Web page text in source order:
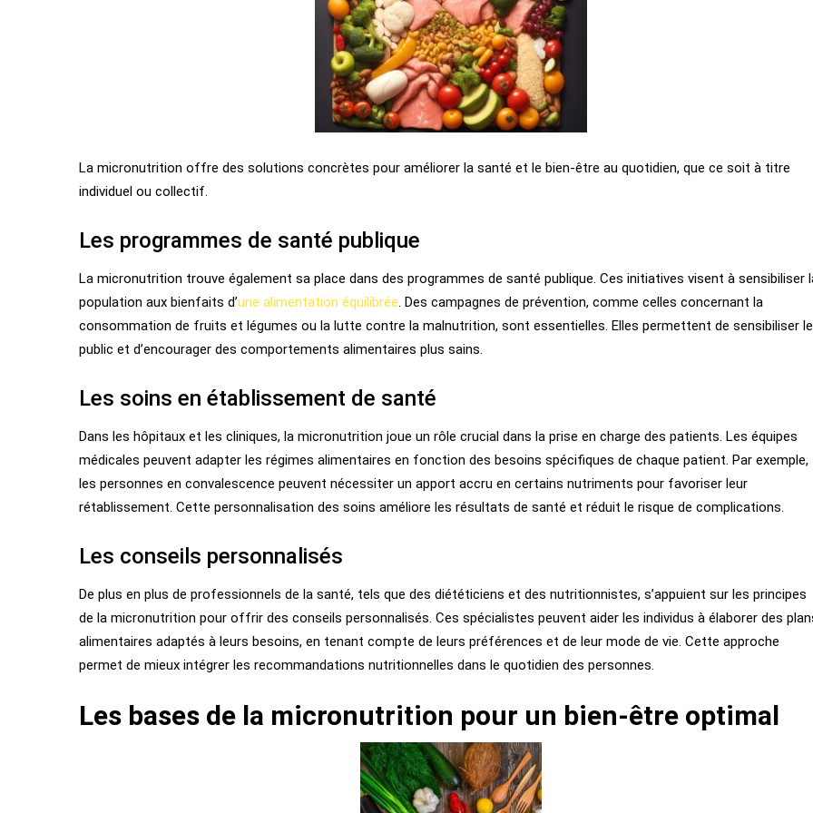
La micronutrition offre des solutions concrètes pour améliorer la santé et le bien-être au quotidien, que ce soit à titre
individuel ou collectif.
Les programmes de santé publique
La micronutrition trouve également sa place dans des programmes de santé publique. Ces initiatives visent à sensibiliser
population aux bienfaits d’une alimentation équilibrée. Des campagnes de prévention, comme celles concernant la
consommation de fruits et légumes ou la lutte contre la malnutrition, sont essentielles. Elles permettent de sensibiliser le
public et d’encourager des comportements alimentaires plus sains.
Les soins en établissement de santé
Dans les hôpitaux et les cliniques, la micronutrition joue un rôle crucial dans la prise en charge des patients. Les équipes
médicales peuvent adapter les régimes alimentaires en fonction des besoins spécifiques de chaque patient. Par exemple,
les personnes en convalescence peuvent nécessiter un apport accru en certains nutriments pour favoriser leur
rétablissement. Cette personnalisation des soins améliore les résultats de santé et réduit le risque de complications.
Les conseils personnalisés
De plus en plus de professionnels de la santé, tels que des diététiciens et des nutritionnistes, s’appuient sur les principes
de la micronutrition pour offrir des conseils personnalisés. Ces spécialistes peuvent aider les individus à élaborer des
alimentaires adaptés à leurs besoins, en tenant compte de leurs préférences et de leur mode de vie. Cette approche
permet de mieux intégrer les recommandations nutritionnelles dans le quotidien des personnes.
Les bases de la micronutrition pour un bien-être optimal